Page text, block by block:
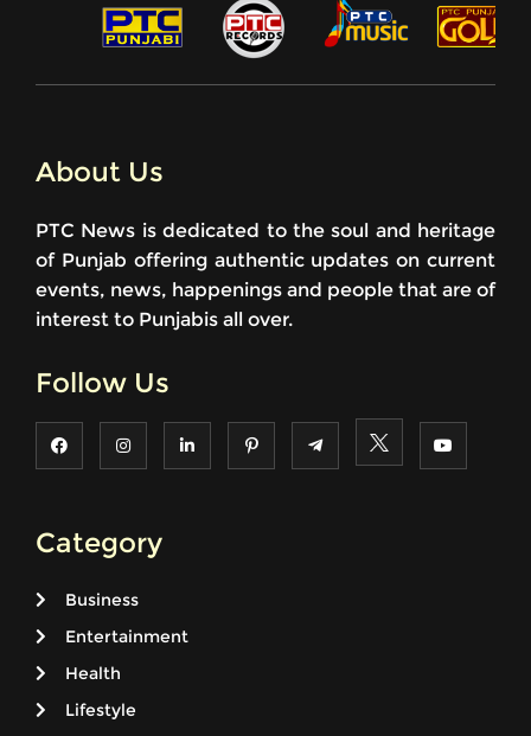
About Us
PTC News is dedicated to the soul and heritage
of Punjab offering authentic updates on current
events, news, happenings and people that are of
interest to Punjabis all over.
Follow Us
Category
Business
Entertainment
Health
Lifestyle